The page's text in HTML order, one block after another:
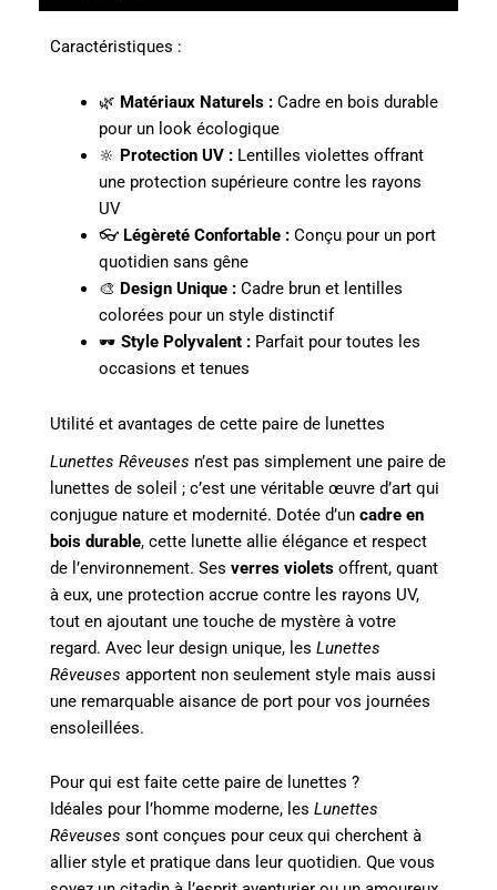
Caractéristiques :
🌿 Matériaux Naturels :Cadre en bois durable
pour un look écologique
🔆 Protection UV :Lentilles violettes offrant
une protection supérieure contre les rayons
UV
👓 Légèreté Confortable :Conçu pour un port
quotidien sans gêne
🎨 Design Unique :Cadre brun et lentilles
colorées pour un style distinctif
🕶️ Style Polyvalent :Parfait pour toutes les
occasions et tenues
Utilité et avantages de cette paire de lunettes
Lunettes Rêveuses n’est pas simplement une paire de
lunettes de soleil ; c’est une véritable œuvre d’art qui
conjugue nature et modernité. Dotée d’un cadre en
bois durable, cette lunette allie élégance et respect
de l’environnement. Ses verres violets offrent, quant
à eux, une protection accrue contre les rayons UV,
tout en ajoutant une touche de mystère à votre
regard. Avec leur design unique, les Lunettes
Rêveuses apportent non seulement style mais aussi
une remarquable aisance de port pour vos journées
ensoleillées.
Pour qui est faite cette paire de lunettes ?
Idéales pour l’homme moderne, les Lunettes
Rêveuses sont conçues pour ceux qui cherchent à
allier style et pratique dans leur quotidien. Que vous